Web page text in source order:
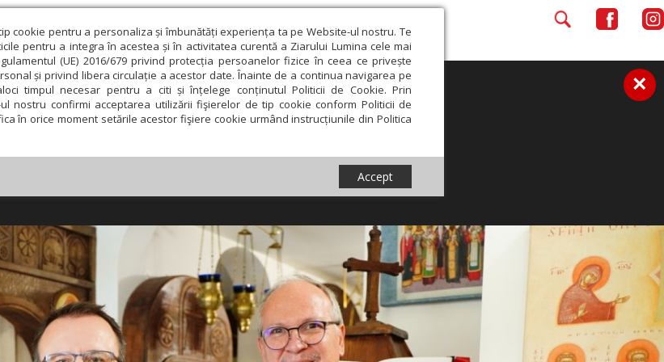
cookie pentru a personaliza și îmbunătăți experiența ta pe Website-ul nostru. Te
pentru a integra în acestea și în activitatea curentă a Ziarului Lumina cele mai
(UE) 2016/679 privind protecția persoanelor fizice în ceea ce privește
și privind libera circulație a acestor date. Înainte de a continua navigarea pe
timpul necesar pentru a citi și înțelege conținutul Politicii de Cookie. Prin
nostru confirmi acceptarea utilizării fişierelor de tip cookie conform Politicii de
în orice moment setările acestor fişiere cookie urmând instrucțiunile din Politica
Accept
×